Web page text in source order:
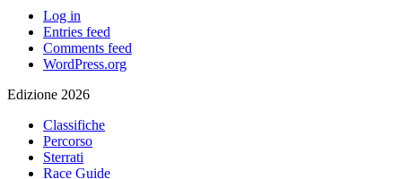
Log in
Entries feed
Comments feed
WordPress.org
Edizione 2026
Classifiche
Percorso
Sterrati
Race Guide